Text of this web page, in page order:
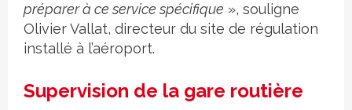
préparer à ce service spécifique », souligne
Olivier Vallat, directeur du site de régulation
installé à l’aéroport.
Supervision de la gare routière